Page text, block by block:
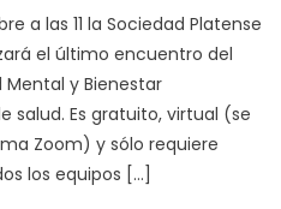
a las 11 la Sociedad Platense
el último encuentro del
Mental y Bienestar
salud. Es gratuito, virtual (se
Zoom) y sólo requiere
los equipos […]